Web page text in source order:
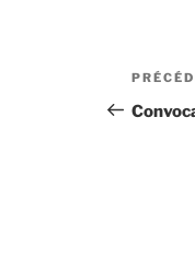
de
Article